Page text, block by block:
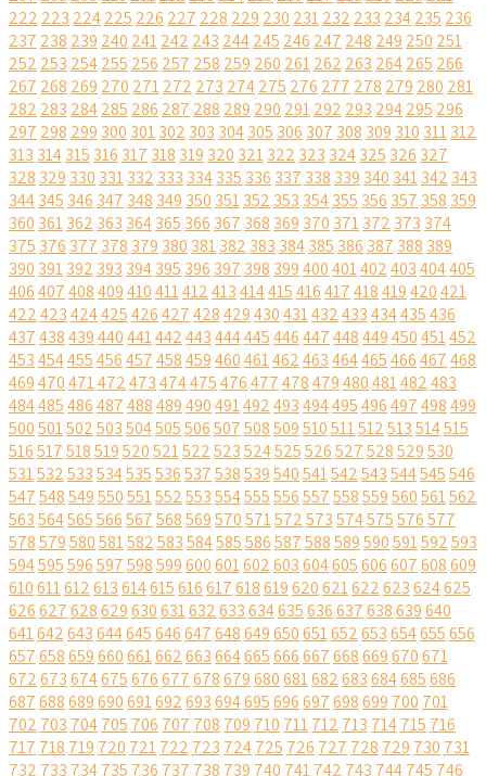
222 223 224225 226 227 228 229 230 231232 233 234235 236
237 238 239 240 241242 243 244245 246 247 248 249 250 251
252 253 254255 256 257 258 259 260 261262 263 264265 266
267 268 269 270 271272 273 274275 276 277 278 279 280 281
282 283 284285 286 287 288 289 290 291292 293 294295 296
297 298 299 300 301302 303 304305 306 307 308 309 310 311312
313 314315 316 317 318 319 320 321322 323 324325 326 327
328 329 330 331332 333 334335 336 337 338 339 340 341342 343
344345 346 347 348 349 350 351352 353 354355 356 357 358 359
360 361362 363 364365 366 367 368 369 370 371372 373 374
375 376 377 378 379 380 381382 383 384385 386 387 388 389
390 391392 393 394395 396 397 398 399400401402403404405
406407408409410411412413414415416417418419420421
422423424425426427428429430431432433434435436
437438439440441442443444445446447448449450451452
453454455456457458459460461462463464465466467468
469470471472473474475476477478479480481482483
484485486487488489490491492493494495496497498499
500501502503504505506507508509510511512513514515
516517518519520521522523524525526527528529530
531532533534535536537538539540541542543544545546
547548549550551552553554555556557558559560561562
563564565566567568569570571572573574575576577
578579580581582583584585586587588589590591592593
594595596597598599600601602603604605606607608609
610611612613614615616617618619620621622623624625
626627628629630631632633634635636637638639640
641642643644645646647648649650651652653654655656
657658659660661662663664665666667668669670671
672673674675676677678679680681682683684685686
687688689690691692693694695696697698699 700 701
702 703 704705 706 707 708 709 710 711712 713 714715 716
717 718 719 720 721722 723 724725 726 727 728 729 730 731
732 733 734735 736 737 738 739 740 741742 743 744745 746